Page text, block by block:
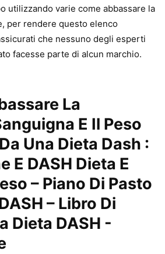
utilizzando varie come abbassare la
per rendere questo elenco
che nessuno degli esperti
facesse parte di alcun marchio.
La
E Il Peso
Una Dieta Dash :
E DASH Dieta E
– Piano Di Pasto
– Libro Di
Dieta DASH -